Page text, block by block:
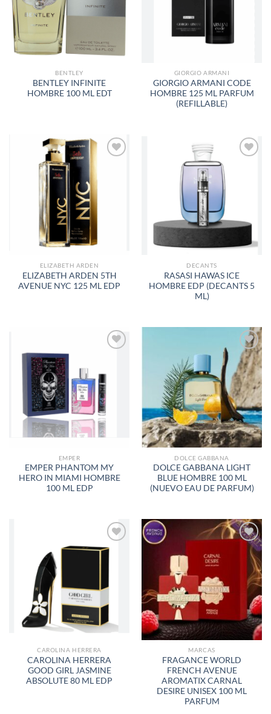
DE
DESEOS
BENTLEY
BENTLEY INFINITE
HOMBRE 100 ML EDT
GIORGIO ARMANI
GIORGIO ARMANI CODE
HOMBRE 125 ML PARFUM
(REFILLABLE)
AÑADIR
DESEOS
ELIZABETH ARDEN
ELIZABETH ARDEN 5TH
AVENUE NYC 125 ML EDP
AÑADIR
LISTA
DESEOS
DECANTS
RASASI HAWAS ICE
HOMBRE EDP (DECANTS 5
ML)
LISTA
DE
DESEOS
EMPER
EMPER PHANTOM MY
HERO IN MIAMI HOMBRE
100 ML EDP
AÑADIR
A LA
LISTA
DE
DESEOS
DOLCE GABBANA
DOLCE GABBANA LIGHT
BLUE HOMBRE 100 ML
(NUEVO EAU DE PARFUM)
AÑADIR
DESEOS
CAROLINA HERRERA
CAROLINA HERRERA
GOOD GIRL JASMINE
ABSOLUTE 80 ML EDP
DESEOS
MARCAS
FRAGANCE WORLD
FRENCH AVENUE
AROMATIX CARNAL
DESIRE UNISEX 100 ML
PARFUM